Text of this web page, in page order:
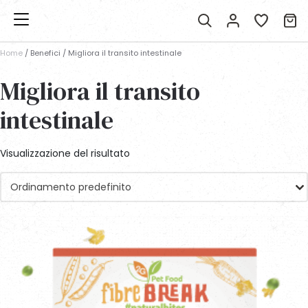
Home / Benefici / Migliora il transito intestinale
Migliora il transito
intestinale
Visualizzazione del risultato
Ordinamento predefinito